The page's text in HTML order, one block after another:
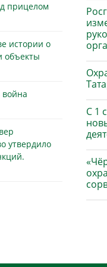
прицелом
истории о
объекты
война
утвердило
С 1